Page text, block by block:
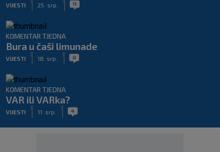
VIJESTI 25. srp. 11
KOMENTAR TJEDNA
Bura u čaši limunade
VIJESTI 18. srp. 0
KOMENTAR TJEDNA
VAR ili VARka?
VIJESTI 11. srp. 4